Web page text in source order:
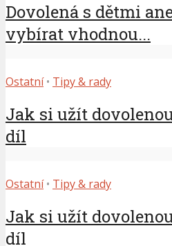
Dovolená s dětmi
vybírat vhodnou...
Ostatní • Tipy & rady
Jak si užít
díl
Ostatní • Tipy & rady
Jak si užít
díl